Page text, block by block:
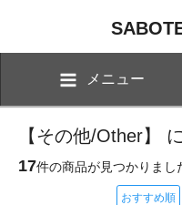
メニュー
【その他/Other】
17件の商品が見つかりまし
おすすめ順